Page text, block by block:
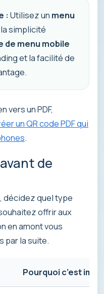
: Utilisez un menu
simplicité
de menu mobile
et la facilité de
vers un PDF,
un QR code PDF qui
.
de
décidez quel type
offrir aux
en amont vous
par la suite.
Pourquoi c’est